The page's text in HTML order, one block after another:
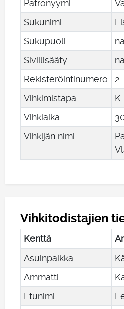
Patronyymi
Sukunimi
Sukupuoli
Siviilisääty
Rekisteröintinumero
2
Vihkimistapa
K
Vihkiaika
Vihkijän nimi
Vihkitodistajien
Kenttä
Asuinpaikka
Ammatti
Etunimi